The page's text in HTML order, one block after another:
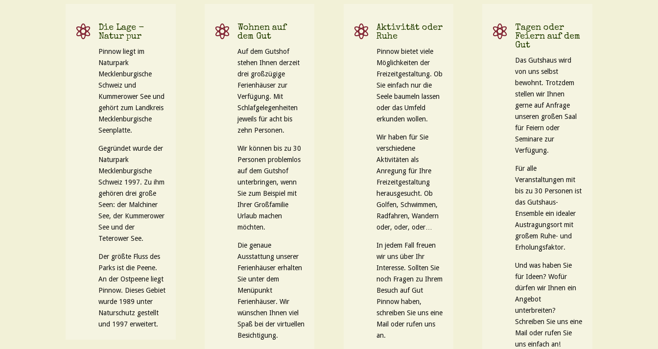

Die Lage -
Natur pur
Pinnow liegt im
Naturpark
Mecklenburgische
Schweiz und
Kummerower See und
gehört zum Landkreis
Mecklenburgische
Seenplatte.
Gegründet wurde der
Naturpark
Mecklenburgische
Schweiz 1997. Zu ihm
gehören drei große
Seen: der Malchiner
See, der Kummerower
See und der
Teterower See.
Der größte Fluss des
Parks ist die Peene.
An der Ostpeene liegt
Pinnow. Dieses Gebiet
wurde 1989 unter
Naturschutz gestellt
und 1997 erweitert.

Wohnen auf
dem Gut
Auf dem Gutshof
stehen Ihnen derzeit
drei großzügige
Ferienhäuser zur
Verfügung. Mit
Schlafgelegenheiten
jeweils für acht bis
zehn Personen.
Wir können bis zu 30
Personen problemlos
auf dem Gutshof
unterbringen, wenn
Sie zum Beispiel mit
Ihrer Großfamilie
Urlaub machen
möchten.
Die genaue
Ausstattung unserer
Ferienhäuser erhalten
Sie unter dem
Menüpunkt
Ferienhäuser. Wir
wünschen Ihnen viel
Spaß bei der virtuellen
Besichtigung.

Aktivität oder
Ruhe
Pinnow bietet viele
Möglichkeiten der
Freizeitgestaltung. Ob
Sie einfach nur die
Seele baumeln lassen
oder das Umfeld
erkunden wollen.
Wir haben für Sie
verschiedene
Aktivitäten als
Anregung für Ihre
Freizeitgestaltung
herausgesucht. Ob
Golfen, Schwimmen,
Radfahren, Wandern
oder, oder, oder…
In jedem Fall freuen
wir uns über Ihr
Interesse. Sollten Sie
noch Fragen zu Ihrem
Besuch auf Gut
Pinnow haben,
schreiben Sie uns eine
Mail oder rufen uns
an.

Tagen oder
Feiern auf dem
Gut
Das Gutshaus wird
von uns selbst
bewohnt. Trotzdem
stellen wir Ihnen
gerne auf Anfrage
unseren großen Saal
für Feiern oder
Seminare zur
Verfügung.
Für alle
Veranstaltungen mit
bis zu 30 Personen ist
das Gutshaus-
Ensemble ein idealer
Austragungsort mit
großem Ruhe- und
Erholungsfaktor.
Und was haben Sie
für Ideen? Wofür
dürfen wir Ihnen ein
Angebot
unterbreiten?
Schreiben Sie uns eine
Mail oder rufen Sie
uns einfach an!